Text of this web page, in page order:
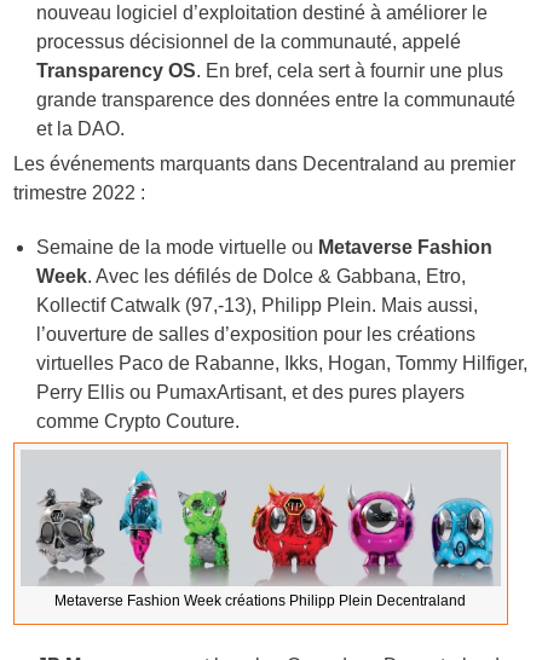
nouveau logiciel d’exploitation destiné à améliorer le
processus décisionnel de la communauté, appelé
Transparency OS. En bref, cela sert à fournir une plus
grande transparence des données entre la communauté
et la DAO.
Les événements marquants dans Decentraland au premier
trimestre 2022 :
Semaine de la mode virtuelle ou Metaverse Fashion
Week. Avec les défilés de Dolce & Gabbana, Etro,
Kollectif Catwalk (97,-13), Philipp Plein. Mais aussi,
l’ouverture de salles d’exposition pour les créations
virtuelles Paco de Rabanne, Ikks, Hogan, Tommy Hilfiger,
Perry Ellis ou PumaxArtisant, et des pures players
comme Crypto Couture.
Metaverse Fashion Week créations Philipp Plein Decentraland